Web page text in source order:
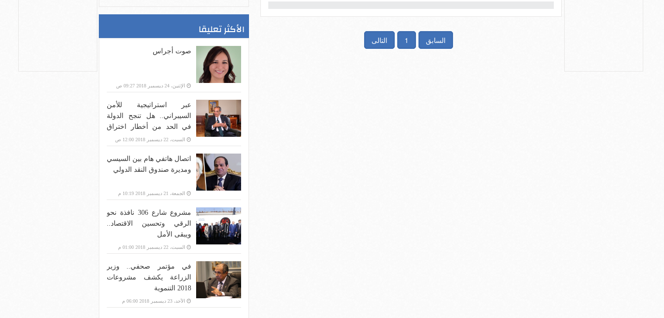
السابق 1 التالى
الأكثر تعليقا
صوت أجراس
الإثنين، 24 ديسمبر 2018 09:27 ص
عبر استراتيجية للأمن
السيبراني.. هل تنجح الدولة
في الحد من أخطار اختراق
بنية الاتصالات؟
السبت، 22 ديسمبر 2018 12:00 ص
اتصال هاتفي هام بين السيسي
ومديرة صندوق النقد الدولي
الجمعة، 21 ديسمبر 2018 10:19 م
مشروع شارع 306 نافذة نحو
الرقي وتحسين الاقتصاد..
ويبقى الأمل
السبت، 22 ديسمبر 2018 01:00 م
في مؤتمر صحفي.. وزير
الزراعة يكشف مشروعات
2018 التنموية
الأحد، 23 ديسمبر 2018 06:00 م